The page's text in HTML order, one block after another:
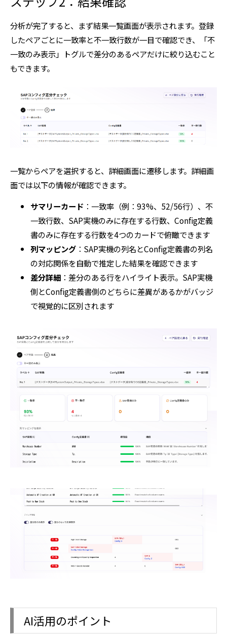
分析が完了すると、まず結果一覧画面が表示されます。登録
したペアごとに一致率と不一致行数が一目で確認でき、「不
一致のみ表示」トグルで差分のあるペアだけに絞り込むこと
もできます。
一覧からペアを選択すると、詳細画面に遷移します。詳細画
面では以下の情報が確認できます。
サマリーカード ：一致率（例：93%、52/56行）、不
一致行数、SAP実機のみに存在する行数、Config定義
書のみに存在する行数を4つのカードで俯瞰できます
列マッピング ：SAP実機の列名とConfig定義書の列名
の対応関係を自動で推定した結果を確認できます
差分詳細 ：差分のある行をハイライト表示。SAP実機
側とConfig定義書側のどちらに差異があるかがバッジ
で視覚的に区別されます
AI活用のポイント